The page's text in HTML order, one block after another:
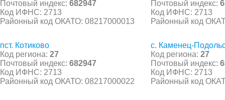
Почтовый индекс: 682947
Код ИФНС: 2713
Районный код ОКАТО: 08217000013
Почтовый индекс:
Код ИФНС: 2713
Районный код
пст. Котиково
Код региона: 27
Почтовый индекс: 682947
Код ИФНС: 2713
Районный код ОКАТО: 08217000022
с. Каменец-
Код региона: 27
Почтовый индекс:
Код ИФНС: 2713
Районный код